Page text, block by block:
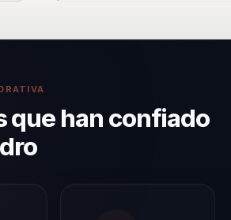
que han confiado